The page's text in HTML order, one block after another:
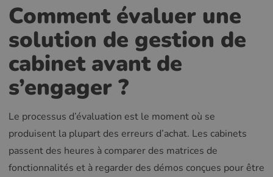
Comment évaluer une
solution de gestion de
cabinet avant de
s’engager ?
Le processus d’évaluation est le moment où se
produisent la plupart des erreurs d’achat. Les cabinets
passent des heures à comparer des matrices de
fonctionnalités et à regarder des démos conçues pour être